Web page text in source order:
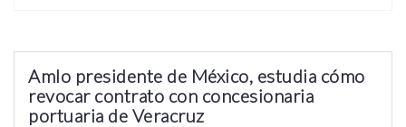
Amlo presidente de México, estudia cómo
revocar contrato con concesionaria
portuaria de Veracruz